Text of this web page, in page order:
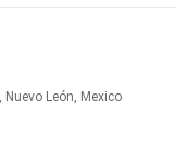
León, Mexico